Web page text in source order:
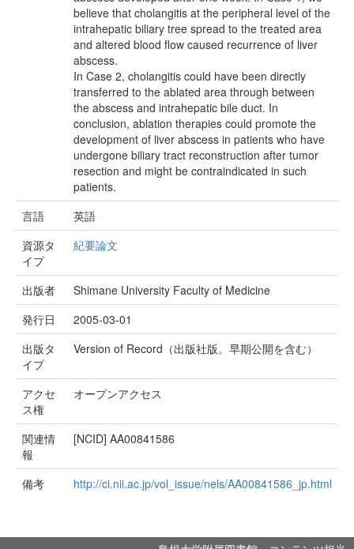
believe that cholangitis at the peripheral level of the
intrahepatic biliary tree spread to the treated area
and altered blood flow caused recurrence of liver
abscess.
In Case 2, cholangitis could have been directly
transferred to the ablated area through between
the abscess and intrahepatic bile duct. In
conclusion, ablation therapies could promote the
development of liver abscess in patients who have
undergone biliary tract reconstruction after tumor
resection and might be contraindicated in such
patients.
言語
英語
資源タ
イプ
紀要論文
出版者
Shimane University Faculty of Medicine
発行日
2005-03-01
出版タ
イプ
Version of Record（出版社版。早期公開を含む）
アクセ
ス権
オープンアクセス
関連情
報
[NCID] AA00841586
備考 http://ci.nii.ac.jp/vol_issue/nels/AA00841586_jp.html